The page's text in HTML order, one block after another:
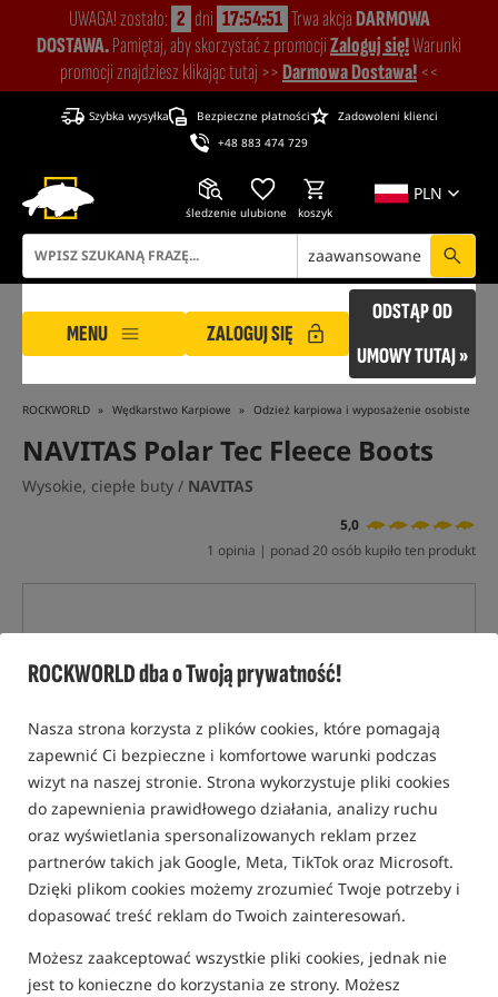
ROCKWORLD dba o Twoją prywatność!
Nasza strona korzysta z plików cookies, które pomagają
zapewnić Ci bezpieczne i komfortowe warunki podczas
wizyt na naszej stronie. Strona wykorzystuje pliki cookies
do zapewnienia prawidłowego działania, analizy ruchu
oraz wyświetlania spersonalizowanych reklam przez
partnerów takich jak Google, Meta, TikTok oraz Microsoft.
Dzięki plikom cookies możemy zrozumieć Twoje potrzeby i
dopasować treść reklam do Twoich zainteresowań.
Możesz zaakceptować wszystkie pliki cookies, jednak nie
jest to konieczne do korzystania ze strony. Możesz
UWAGA! zostało: 2 dni 17:54:50 Trwa akcjaDARMOWA
DOSTAWA.Pamiętaj, aby skorzystać z promocjiZaloguj się!Warunki
promocji znajdziesz klikając tutaj >>Darmowa Dostawa! <<
Szybka wysyłka Bezpieczne płatności
Zadowoleni klienci
+48 883 474 729
PLN
śledzenie ulubione koszyk
zaawansowane
MENU ZALOGUJ SIĘ
ODSTĄP OD
UMOWY TUTAJ »
ROCKWORLD Wędkarstwo Karpiowe Odzież karpiowa i wyposażenie osobiste
NAVITAS Polar Tec Fleece Boots
Wysokie, ciepłe buty / NAVITAS
5,0
1 opinia | ponad 20 osób kupiło ten produkt